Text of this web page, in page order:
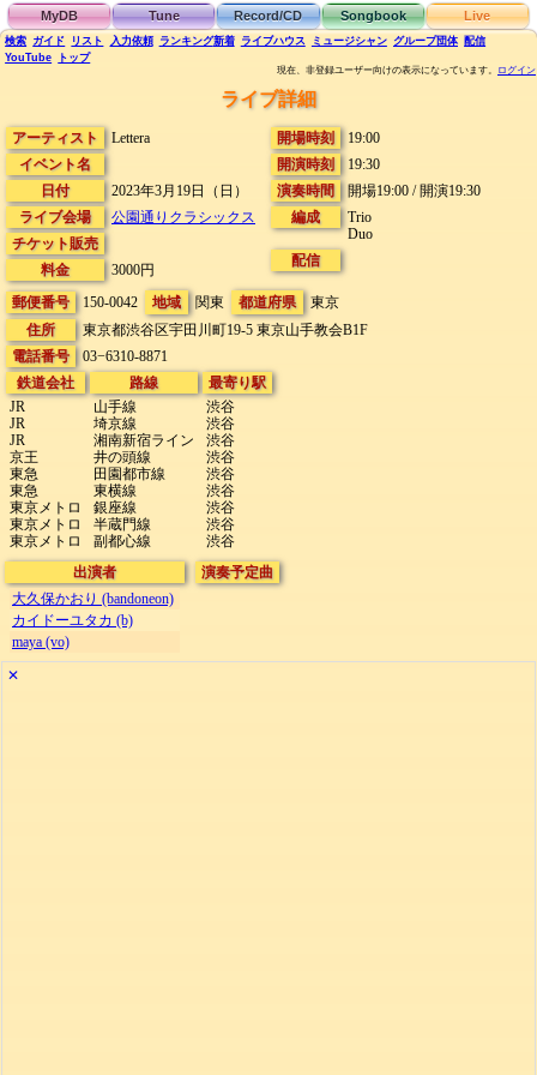
MyDB Tune Record/CD Songbook Live
検索 ガイド リスト 入力依頼 ランキング新着 ライブハウス ミュージシャン グループ団体 配信
YouTube
トップ
現在、非登録ユーザー向けの表示になっています。 ログイン
ライブ詳細
アーティスト
Lettera
イベント名
日付
2023年3月19日（日）
ライブ会場
公園通りクラシックス
チケット販売
料金
3000円
開場時刻
19:00
開演時刻
19:30
演奏時間
開場19:00 / 開演19:30
編成
Trio
Duo
配信
郵便番号 150-0042 地域 関東 都道府県
東京
住所
東京都渋谷区宇田川町19-5 東京山手教会B1F
電話番号
03−6310-8871
鉄道会社
JR
JR
JR
京王
東急
東急
東京メトロ
東京メトロ
東京メトロ
路線
山手線
埼京線
湘南新宿ライン
井の頭線
田園都市線
東横線
銀座線
半蔵門線
副都心線
最寄り駅
渋谷
渋谷
渋谷
渋谷
渋谷
渋谷
渋谷
渋谷
渋谷
出演者
大久保かおり (bandoneon)
カイドーユタカ (b)
maya (vo)
演奏予定曲
✕